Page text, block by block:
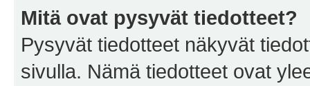
Mitä ovat pysyvät tiedotteet?
Pysyvät tiedotteet näkyvät
sivulla. Nämä tiedotteet ovat